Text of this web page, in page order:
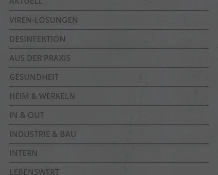
VIREN-LÖSUNGEN
DESINFEKTION
AUS DER PRAXIS
GESUNDHEIT
HEIM & WERKELN
IN & OUT
INDUSTRIE & BAU
INTERN
LEBENSWERT